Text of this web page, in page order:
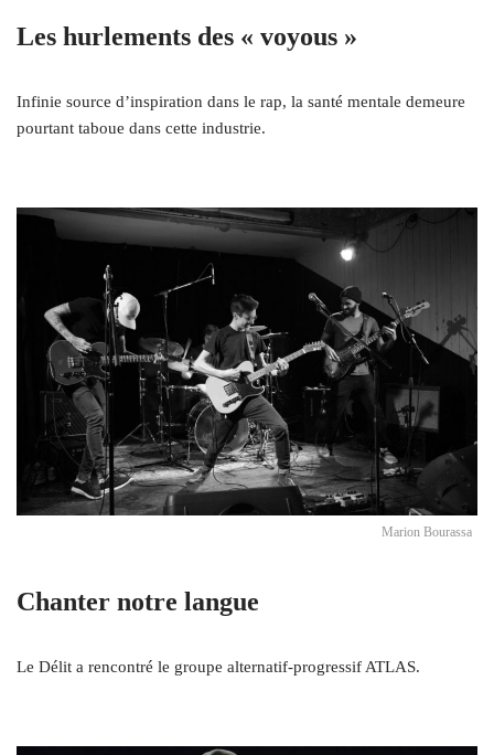
Les hurlements des « voyous »
Infinie source d’inspiration dans le rap, la santé mentale demeure
pourtant taboue dans cette industrie.
Marion Bourassa
Chanter notre langue
Le Délit a rencontré le groupe alternatif-progressif ATLAS.